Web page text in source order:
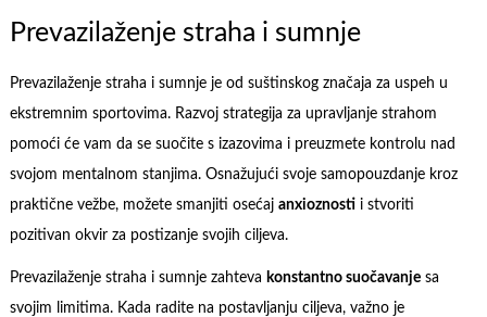
Prevazilaženje straha i sumnje
Prevazilaženje straha i sumnje je od suštinskog značaja za uspeh u
ekstremnim sportovima. Razvoj strategija za upravljanje strahom
pomoći će vam da se suočite s izazovima i preuzmete kontrolu nad
svojom mentalnom stanjima. Osnažujući svoje samopouzdanje kroz
praktične vežbe, možete smanjiti osećaj anxioznostii stvoriti
pozitivan okvir za postizanje svojih ciljeva.
Prevazilaženje straha i sumnje zahteva konstantno suočavanjesa
svojim limitima. Kada radite na postavljanju ciljeva, važno je